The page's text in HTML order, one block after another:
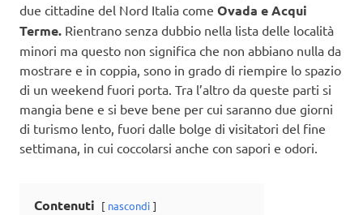
due cittadine del Nord Italia come Ovada e Acqui
Terme. Rientrano senza dubbio nella lista delle località
minori ma questo non significa che non abbiano nulla da
mostrare e in coppia, sono in grado di riempire lo spazio
di un weekend fuori porta. Tra l’altro da queste parti si
mangia bene e si beve bene per cui saranno due giorni
di turismo lento, fuori dalle bolge di visitatori del fine
settimana, in cui coccolarsi anche con sapori e odori.
Contenuti nascondi